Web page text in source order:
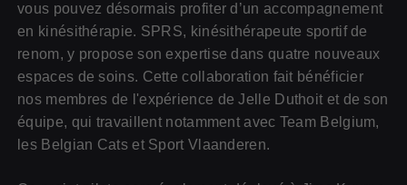
vous pouvez désormais profiter d’un accompagnement
en kinésithérapie. SPRS, kinésithérapeute sportif de
renom, y propose son expertise dans quatre nouveaux
espaces de soins. Cette collaboration fait bénéficier
nos membres de l'expérience de Jelle Duthoit et de son
équipe, qui travaillent notamment avec Team Belgium,
les Belgian Cats et Sport Vlaanderen.